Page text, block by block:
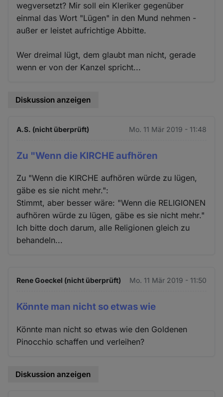
wegversetzt? Mir soll ein Kleriker gegenüber
einmal das Wort "Lügen" in den Mund nehmen -
außer er leistet aufrichtige Abbitte.
Wer dreimal lügt, dem glaubt man nicht, gerade
wenn er von der Kanzel spricht...
Diskussion anzeigen
A.S. (nicht überprüft) Mo. 11 Mär 2019 - 11:48
Zu "Wenn die KIRCHE aufhören
Zu "Wenn die KIRCHE aufhören würde zu lügen,
gäbe es sie nicht mehr.":
Stimmt, aber besser wäre: "Wenn die RELIGIONEN
aufhören würde zu lügen, gäbe es sie nicht mehr."
Ich bitte doch darum, alle Religionen gleich zu
behandeln...
Rene Goeckel (nicht überprüft) Mo. 11 Mär 2019 - 11:50
Könnte man nicht so etwas wie
Könnte man nicht so etwas wie den Goldenen
Pinocchio schaffen und verleihen?
Diskussion anzeigen